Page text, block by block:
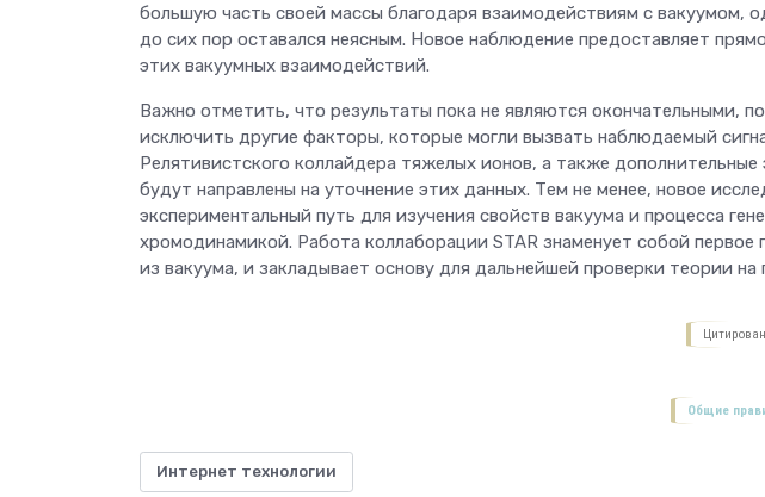
большую часть своей массы благодаря взаимодействиям с вакуумом,
до сих пор оставался неясным. Новое наблюдение предоставляет
этих вакуумных взаимодействий.
Важно отметить, что результаты пока не являются окончательными,
исключить другие факторы, которые могли вызвать наблюдаемый
Релятивистского коллайдера тяжелых ионов, а также дополнительные
будут направлены на уточнение этих данных. Тем не менее, новое
экспериментальный путь для изучения свойств вакуума и процесса
хромодинамикой. Работа коллаборации STAR знаменует собой
из вакуума, и закладывает основу для дальнейшей проверки теории
Общие
Интернет технологии